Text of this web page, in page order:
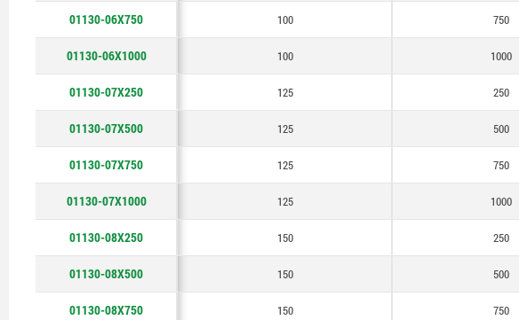
01130-06X750 100 750
01130-06X1000 100 1000
01130-07X250 125 250
01130-07X500 125 500
01130-07X750 125 750
01130-07X1000 125 1000
01130-08X250 150 250
01130-08X500 150 500
01130-08X750 150 750